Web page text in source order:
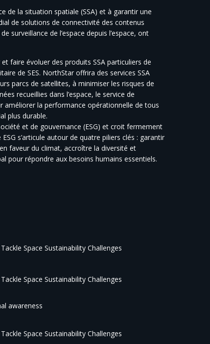
de la situation spatiale (SSA) et à garantir une
de solutions de connectivité des contenus
surveillance de l’espace depuis l’espace, ont
faire évoluer des produits SSA particuliers de
de SES. NorthStar offrira des services SSA
parcs de satellites, à minimiser les risques de
recueillies dans l’espace, le service de
améliorer la performance opérationnelle de tous
plus durable.
et de gouvernance (ESG) et croit fermement
s’articule autour de quatre piliers clés : garantir
faveur du climat, accroître la diversité et
pour répondre aux besoins humains essentiels.
Space Sustainability Challenges
Space Sustainability Challenges
awareness
Space Sustainability Challenges